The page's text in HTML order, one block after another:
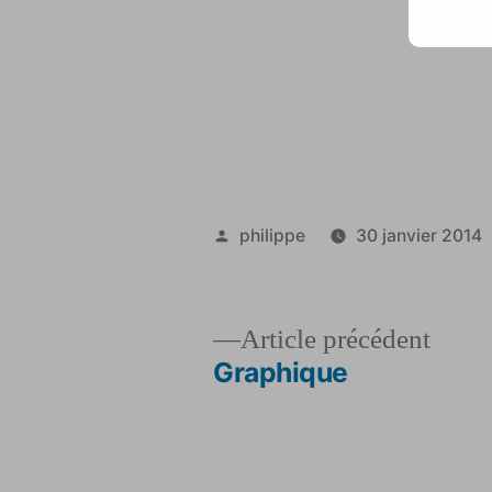
Publié
philippe 30 janvier 2014
Navigation
Article précédentArticle
Graphique